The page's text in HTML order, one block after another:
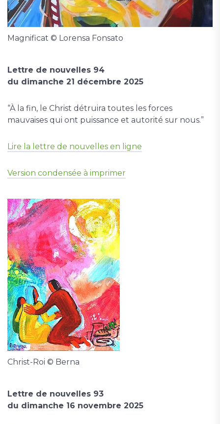
Magnificat © Lorensa Fonsato
Lettre de nouvelles 94
du dimanche 21 décembre 2025
“À la fin, le Christ détruira toutes les forces
mauvaises qui ont puissance et autorité sur nous.”
Lire la lettre de nouvelles en ligne
Version condensée à imprimer
Christ-Roi © Berna
Lettre de nouvelles 93
du dimanche 16 novembre 2025